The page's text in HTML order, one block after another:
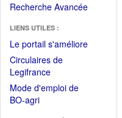
Recherche Avancée
LIENS UTILES :
Le portail s'améliore(Fichier
Circulaires de
Legifrance(Ouvrir
dans
une
Mode d'emploi de
BO-agri(Ouvrir